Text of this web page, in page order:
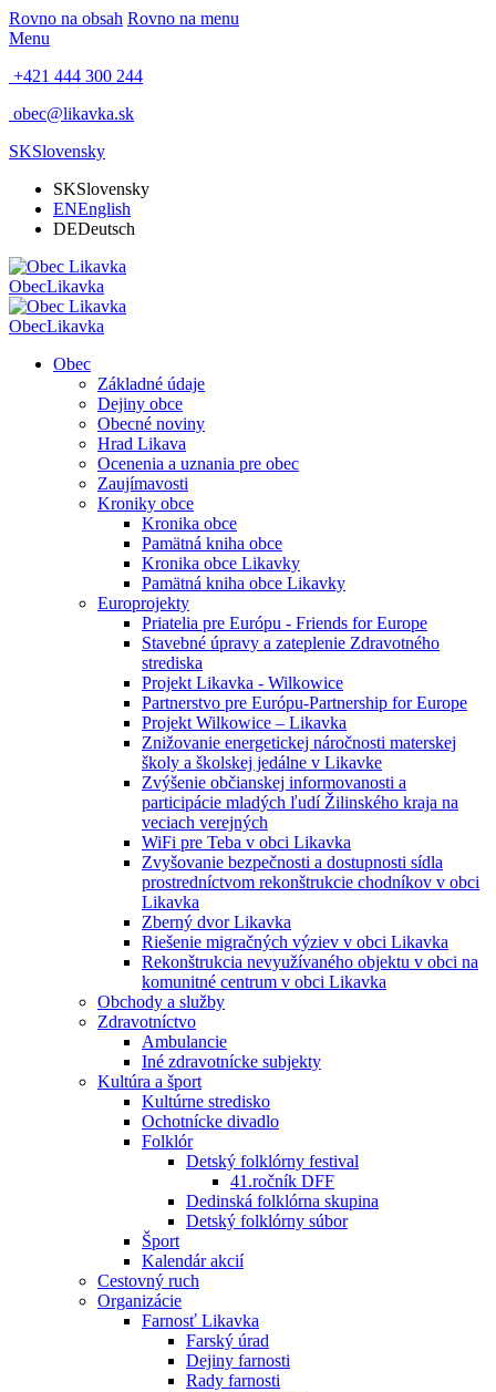
Rovno na obsah Rovno na menu
Menu
+421 444 300 244
obec@likavka.sk
SKSlovensky
SKSlovensky
ENEnglish
DEDeutsch
ObecLikavka
ObecLikavka
Obec
Základné údaje
Dejiny obce
Obecné noviny
Hrad Likava
Ocenenia a uznania pre obec
Zaujímavosti
Kroniky obce
Kronika obce
Pamätná kniha obce
Kronika obce Likavky
Pamätná kniha obce Likavky
Europrojekty
Priatelia pre Európu - Friends for Europe
Stavebné úpravy a zateplenie Zdravotného
strediska
Projekt Likavka - Wilkowice
Partnerstvo pre Európu-Partnership for Europe
Projekt Wilkowice – Likavka
Znižovanie energetickej náročnosti materskej
školy a školskej jedálne v Likavke
Zvýšenie občianskej informovanosti a
participácie mladých ľudí Žilinského kraja na
veciach verejných
WiFi pre Teba v obci Likavka
Zvyšovanie bezpečnosti a dostupnosti sídla
prostredníctvom rekonštrukcie chodníkov v obci
Likavka
Zberný dvor Likavka
Riešenie migračných výziev v obci Likavka
Rekonštrukcia nevyužívaného objektu v obci na
komunitné centrum v obci Likavka
Obchody a služby
Zdravotníctvo
Ambulancie
Iné zdravotnícke subjekty
Kultúra a šport
Kultúrne stredisko
Ochotnícke divadlo
Folklór
Detský folklórny festival
41.ročník DFF
Dedinská folklórna skupina
Detský folklórny súbor
Šport
Kalendár akcií
Cestovný ruch
Organizácie
Farnosť Likavka
Farský úrad
Dejiny farnosti
Rady farnosti